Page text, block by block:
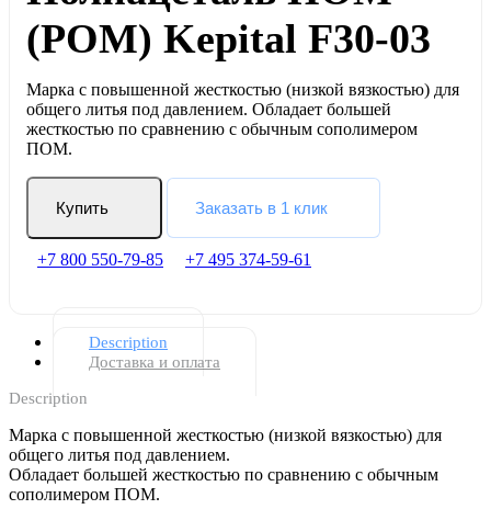
(POM) Kepital F30-03
Марка с повышенной жесткостью (низкой вязкостью) для
общего литья под давлением. Обладает большей
жесткостью по сравнению с обычным сополимером
ПОМ.
Купить Заказать в 1 клик
+7 800 550-79-85 +7 495 374-59-61
Description
Доставка и оплата
Description
Марка с повышенной жесткостью (низкой вязкостью) для
общего литья под давлением.
Обладает большей жесткостью по сравнению с обычным
сополимером ПОМ.